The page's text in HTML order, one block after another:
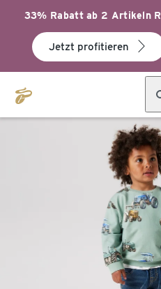
33% Rabatt ab 2 Artikeln
Jetzt profitieren